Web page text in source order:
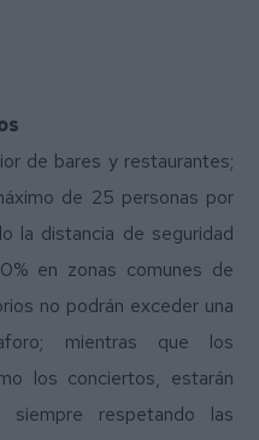
de bares y restaurantes;
de 25 personas por
la distancia de seguridad
en zonas comunes de
no podrán exceder una
mientras que los
los conciertos, estarán
respetando las